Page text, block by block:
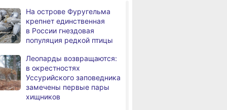
В Николаевске-на-Амуре
по нацпроекту капитально
ремонтируют кровлю Дома
культуры
В Хабаровске
на общественный транспорт
наносят слоганы
для туристов и жителей
На острове Фуругельма
крепнет единственная
в России гнездовая
популяция редкой птицы
Леопарды возвращаются:
в окрестностях
Уссурийского заповедника
замечены первые пары
хищников